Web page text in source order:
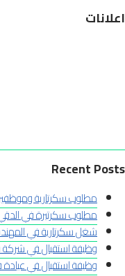
اعلانات
Recent Posts
مطلوب سكرتارية وموظفين
مطلوب سكرتيرة في الدقي لعام
شغل سكرتارية في المهندسين
وظيفة استقبال في شركة في
وظيفة استقبال في عيادة في